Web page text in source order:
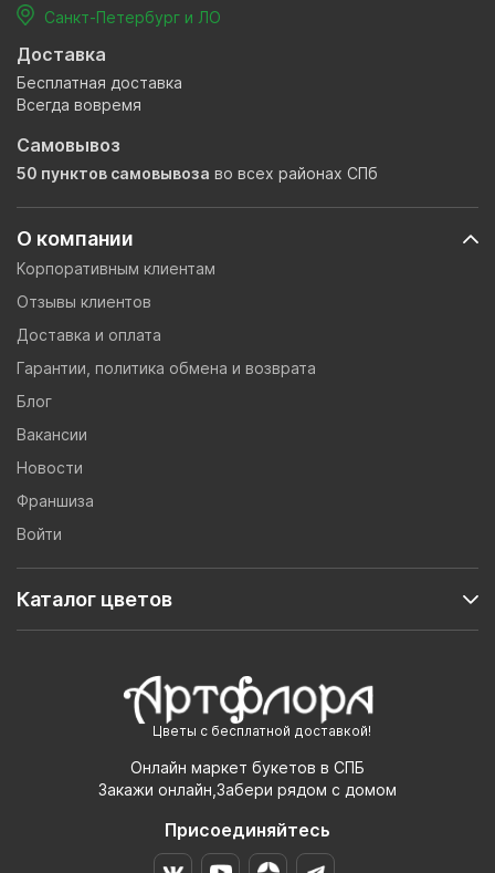
Цветы с бесплатной доставкой!
Онлайн маркет букетов в СПБ
Закажи онлайн,Забери рядом с домом
Присоединяйтесь
О компании
Корпоративным клиентам
Отзывы клиентов
Доставка и оплата
Гарантии, политика обмена и возврата
Блог
Вакансии
Новости
Франшиза
Войти
Каталог цветов
Санкт-Петербург и ЛО
Доставка
Бесплатная доставка
Всегда вовремя
Самовывоз
50 пунктов самовывоза во всех районах СПб